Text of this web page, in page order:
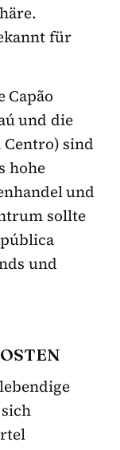
für
Capão
und die
sind
hohe
und
sollte
und